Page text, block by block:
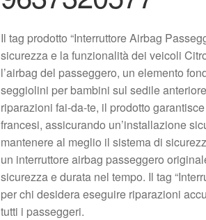
Il tag prodotto “Interruttore Airbag
sicurezza e la funzionalità dei veicoli
l’airbag del passeggero, un elemento
seggiolini per bambini sul sedile
riparazioni fai-da-te, il prodotto
francesi, assicurando un’installazione
mantenere al meglio il sistema di
un interruttore airbag passeggero
sicurezza e durata nel tempo. Il tag
per chi desidera eseguire riparazioni
tutti i passeggeri.